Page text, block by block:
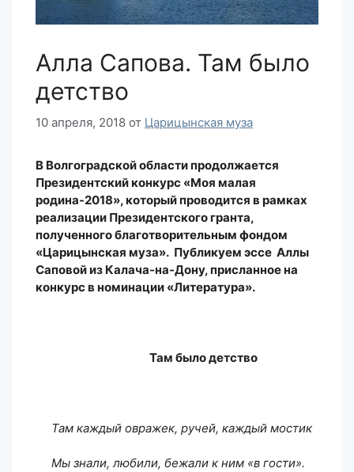
Алла Сапова. Там было
детство
10 апреля, 2018 от Царицынская муза
В Волгоградской области продолжается
Президентский конкурс «Моя малая
родина-2018», который проводится в рамках
реализации Президентского гранта,
полученного благотворительным фондом
«Царицынская муза». Публикуем эссе Аллы
Саповой из Калача-на-Дону, присланное на
конкурс в номинации «Литература».
Там было детство
Там каждый овражек, ручей, каждый мостик
Мы знали, любили, бежали к ним «в гости».